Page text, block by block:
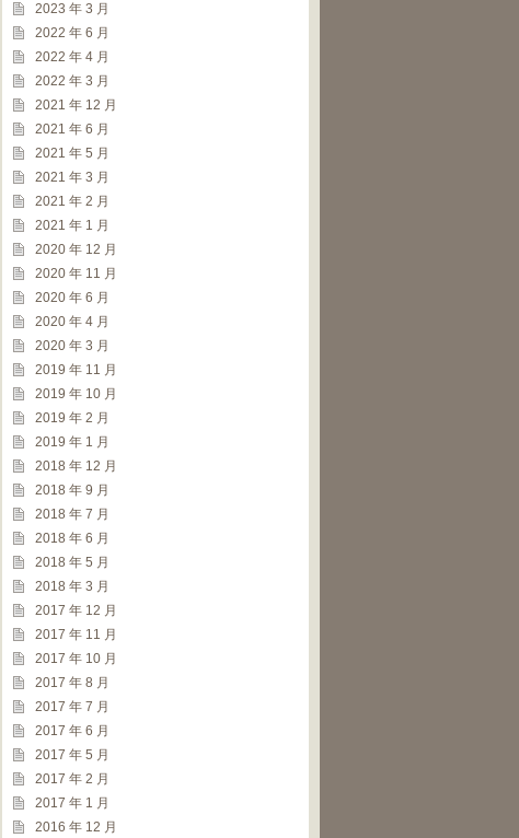
2023 年 3 月
2022 年 6 月
2022 年 4 月
2022 年 3 月
2021 年 12 月
2021 年 6 月
2021 年 5 月
2021 年 3 月
2021 年 2 月
2021 年 1 月
2020 年 12 月
2020 年 11 月
2020 年 6 月
2020 年 4 月
2020 年 3 月
2019 年 11 月
2019 年 10 月
2019 年 2 月
2019 年 1 月
2018 年 12 月
2018 年 9 月
2018 年 7 月
2018 年 6 月
2018 年 5 月
2018 年 3 月
2017 年 12 月
2017 年 11 月
2017 年 10 月
2017 年 8 月
2017 年 7 月
2017 年 6 月
2017 年 5 月
2017 年 2 月
2017 年 1 月
2016 年 12 月